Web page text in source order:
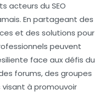
acteurs du SEO
En partageant des
et des solutions pour
peuvent
face aux défis du
forums, des groupes
à promouvoir